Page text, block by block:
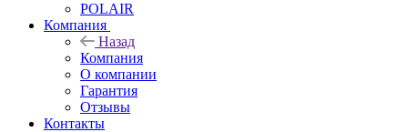
POLAIR
Компания
Назад
Компания
О компании
Гарантия
Отзывы
Контакты